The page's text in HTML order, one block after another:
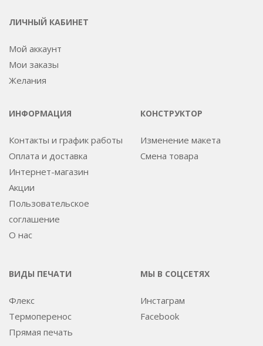
ЛИЧНЫЙ КАБИНЕТ
Мой аккаунт
Мои заказы
Желания
ИНФОРМАЦИЯ
Контакты и график работы
Оплата и доставка
Интернет-магазин
Акции
Пользовательское
соглашение
О нас
КОНСТРУКТОР
Изменение макета
Смена товара
ВИДЫ ПЕЧАТИ
Флекс
Термоперенос
Прямая печать
МЫ В СОЦСЕТЯХ
Инстаграм
Facebook